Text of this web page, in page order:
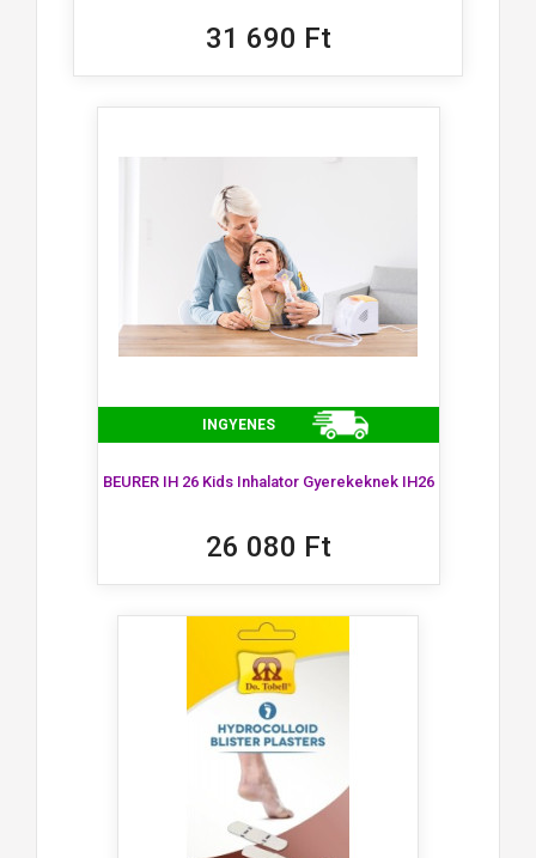
31 690 Ft
INGYENES
BEURER IH 26 Kids Inhalator Gyerekeknek IH26
26 080 Ft